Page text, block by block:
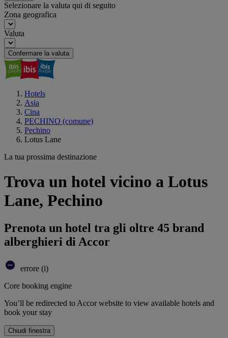
Selezionare la valuta qui di seguito
Zona geografica
Valuta
Confermare la valuta
Hotels
Asia
Cina
PECHINO (comune)
Pechino
Lotus Lane
La tua prossima destinazione
Trova un hotel vicino a Lotus
Lane, Pechino
Prenota un hotel tra gli oltre 45 brand
alberghieri di Accor
errore (i)
Core booking engine
You’ll be redirected to Accor website to view available hotels and
book your stay
Chiudi finestra